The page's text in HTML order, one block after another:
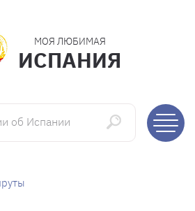
МОЯ ЛЮБИМАЯ
ИСПАНИЯ